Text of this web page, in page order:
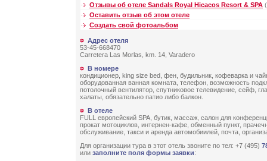
Отзывы об отеле Sandals Royal Hicacos Resort & SPA
Оставить отзыв об этом отеле
Создать свой фотоальбом
Адрес отеля
53-45-668470
Carretera Las Morlas, km. 14, Varadero
В номере
кондиционер, king size bed, фен, будильник, кофеварка и
оборудованная ванная комната, телефон, возможность
потолочный вентилятор, спутниковое телевидение, сейф,
халаты, обязательно патио либо балкон.
В отеле
FULL европейский SPA, бутик, массаж, салон для
прокат мотоциклов, интернен-кафе, обменный пункт,
обслуживание, такси и аренда автомобиилей, почта,
Для организации тура в этот отель звоните по тел: +7 (495)
или заполните поля формы заявки: